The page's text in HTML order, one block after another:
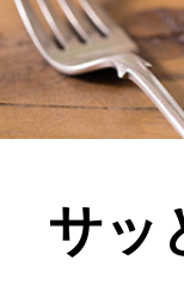
サッ